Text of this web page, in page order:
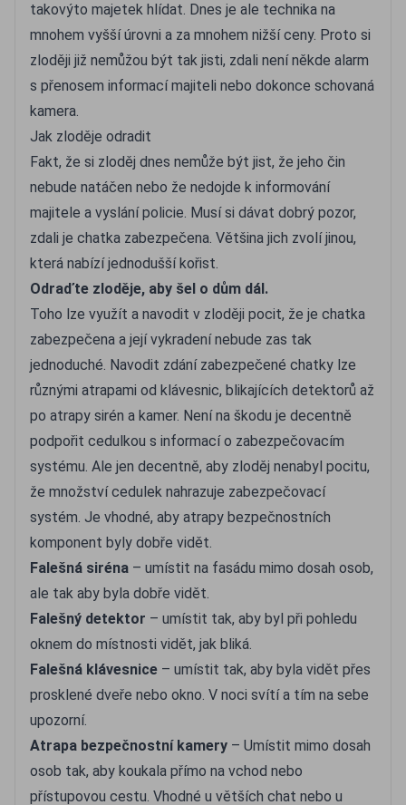
takovýto majetek hlídat. Dnes je ale technika na
mnohem vyšší úrovni a za mnohem nižší ceny. Proto si
zloději již nemůžou být tak jisti, zdali není někde alarm
s přenosem informací majiteli nebo dokonce schovaná
kamera.
Jak zloděje odradit
Fakt, že si zloděj dnes nemůže být jist, že jeho čin
nebude natáčen nebo že nedojde k informování
majitele a vyslání policie. Musí si dávat dobrý pozor,
zdali je chatka zabezpečena. Většina jich zvolí jinou,
která nabízí jednodušší kořist.
Odraďte zloděje, aby šel o dům dál.
Toho lze využít a navodit v zloději pocit, že je chatka
zabezpečena a její vykradení nebude zas tak
jednoduché. Navodit zdání zabezpečené chatky lze
různými atrapami od klávesnic, blikajících detektorů až
po atrapy sirén a kamer. Není na škodu je decentně
podpořit cedulkou s informací o zabezpečovacím
systému. Ale jen decentně, aby zloděj nenabyl pocitu,
že množství cedulek nahrazuje zabezpečovací
systém. Je vhodné, aby atrapy bezpečnostních
komponent byly dobře vidět.
Falešná siréna – umístit na fasádu mimo dosah osob,
ale tak aby byla dobře vidět.
Falešný detektor – umístit tak, aby byl při pohledu
oknem do místnosti vidět, jak bliká.
Falešná klávesnice – umístit tak, aby byla vidět přes
prosklené dveře nebo okno. V noci svítí a tím na sebe
upozorní.
Atrapa bezpečnostní kamery – Umístit mimo dosah
osob tak, aby koukala přímo na vchod nebo
přístupovou cestu. Vhodné u větších chat nebo u